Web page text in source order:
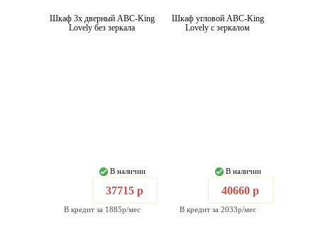
Шкаф 3х дверный ABC-King
Lovely без зеркала
В наличии
37715 р
В кредит за 1885р/мес
Шкаф угловой ABC-King
Lovely с зеркалом
В наличии
40660 р
В кредит за 2033р/мес